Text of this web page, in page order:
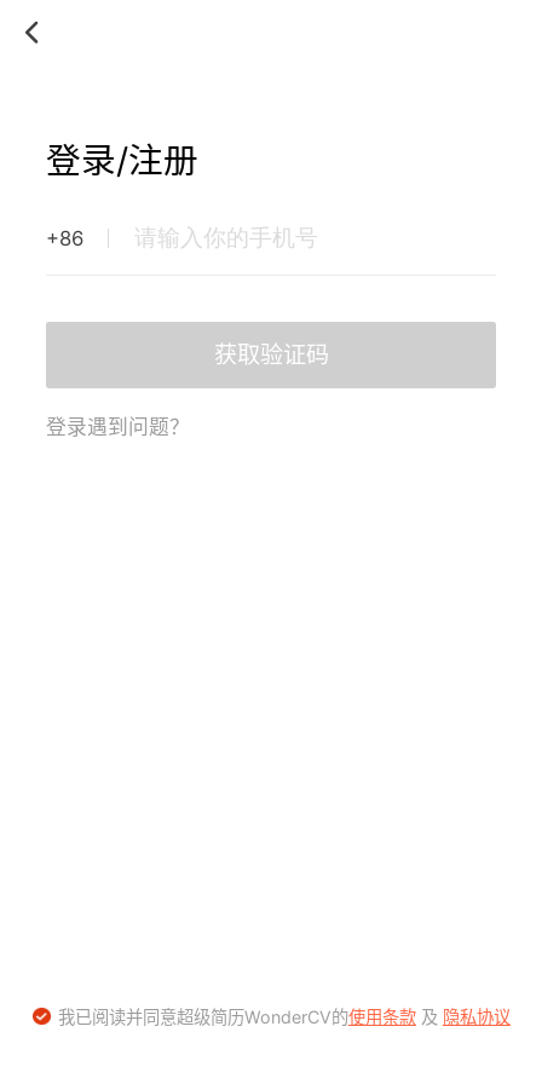
登录/注册
+86
获取验证码
登录遇到问题？
我已阅读并同意超级简历WonderCV的使用条款及 隐私协议